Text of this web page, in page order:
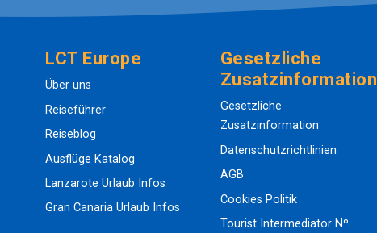
LCT Europe
Über uns
Reiseführer
Reiseblog
Ausflüge Katalog
Lanzarote Urlaub Infos
Gran Canaria Urlaub Infos
Gesetzliche
Zusatzinformation
Gesetzliche
Zusatzinformation
Datenschutzrichtlinien
AGB
Cookies Politik
Tourist Intermediator Nº